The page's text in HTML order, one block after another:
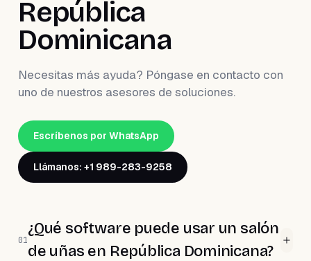
República
Dominicana
Necesitas más ayuda? Póngase en contacto con
uno de nuestros asesores de soluciones.
Escríbenos por WhatsApp
Llámanos: +1 989-283-9258
01
¿Qué software puede usar un salón
de uñas en República Dominicana?